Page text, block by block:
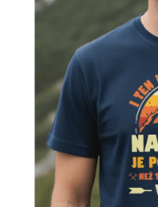
MÁM SRDCE POMÁHÁM
VÁNOCE
PROVIZNÍ SYSTÉM
Časté otázky